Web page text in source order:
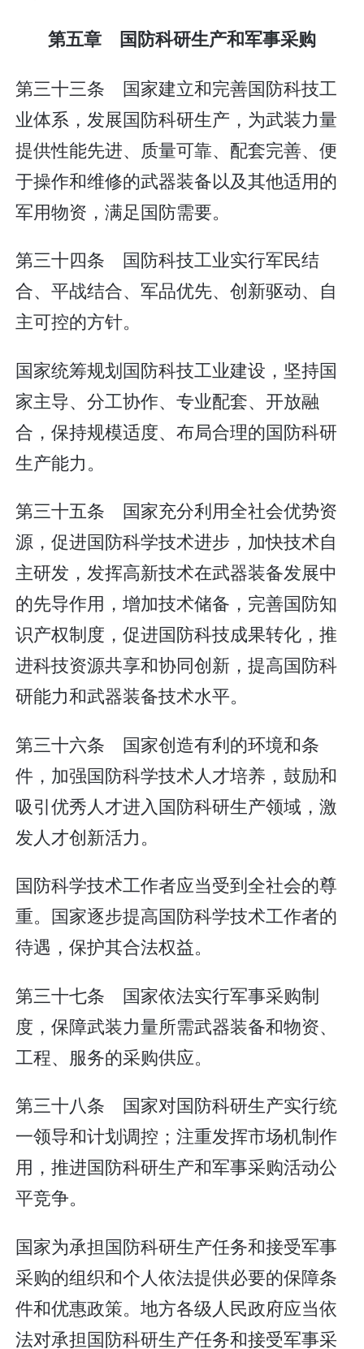
第五章 国防科研生产和军事采购
第三十三条 国家建立和完善国防科技工
业体系，发展国防科研生产，为武装力量
提供性能先进、质量可靠、配套完善、便
于操作和维修的武器装备以及其他适用的
军用物资，满足国防需要。
第三十四条 国防科技工业实行军民结
合、平战结合、军品优先、创新驱动、自
主可控的方针。
国家统筹规划国防科技工业建设，坚持国
家主导、分工协作、专业配套、开放融
合，保持规模适度、布局合理的国防科研
生产能力。
第三十五条 国家充分利用全社会优势资
源，促进国防科学技术进步，加快技术自
主研发，发挥高新技术在武器装备发展中
的先导作用，增加技术储备，完善国防知
识产权制度，促进国防科技成果转化，推
进科技资源共享和协同创新，提高国防科
研能力和武器装备技术水平。
第三十六条 国家创造有利的环境和条
件，加强国防科学技术人才培养，鼓励和
吸引优秀人才进入国防科研生产领域，激
发人才创新活力。
国防科学技术工作者应当受到全社会的尊
重。国家逐步提高国防科学技术工作者的
待遇，保护其合法权益。
第三十七条 国家依法实行军事采购制
度，保障武装力量所需武器装备和物资、
工程、服务的采购供应。
第三十八条 国家对国防科研生产实行统
一领导和计划调控；注重发挥市场机制作
用，推进国防科研生产和军事采购活动公
平竞争。
国家为承担国防科研生产任务和接受军事
采购的组织和个人依法提供必要的保障条
件和优惠政策。地方各级人民政府应当依
法对承担国防科研生产任务和接受军事采